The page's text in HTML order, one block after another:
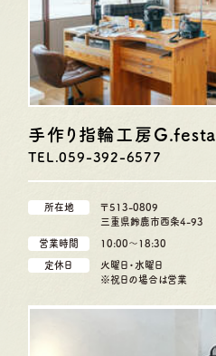
手作り指輪工房G.festa
TEL.059-392-6577
所在地
〒513-0809
三重県鈴鹿市西条4-93
営業時間 10:00〜18:30
定休日
火曜日・水曜日
※祝日の場合は営業